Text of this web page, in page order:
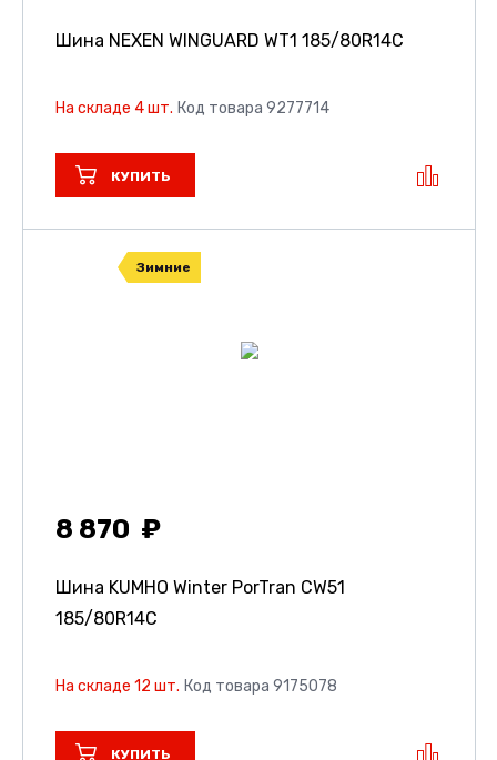
Шина NEXEN WINGUARD WT1 185/80R14C
На складе 4 шт. Код товара 9277714
КУПИТЬ
Зимние
8 870
Шина KUMHO Winter PorTran CW51
185/80R14C
На складе 12 шт. Код товара 9175078
КУПИТЬ